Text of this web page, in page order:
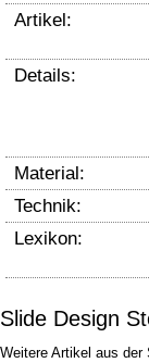
Artikel:
Details:
Material:
Technik:
Lexikon:
Slide Design
Weitere Artikel aus der